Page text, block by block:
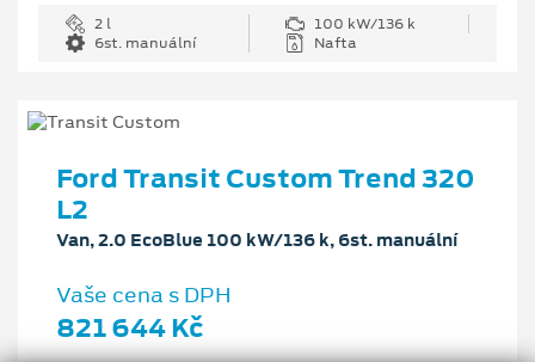
2 l
100 kW/136 k
6st. manuální
Nafta
Ford Transit Custom Trend 320
L2
Van, 2.0 EcoBlue 100 kW/136 k, 6st. manuální
Vaše cena s DPH
821 644 Kč